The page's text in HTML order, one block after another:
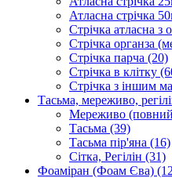
Атласна стрічка
Стрічка атласна з
Стрічка органза
Стрічка парча (20)
Стрічка в клітку
Стрічка з іншим
Тасьма, мереживо,
Мереживо
Тасьма (39)
Тасьма пір'яна (16)
Сітка, Регілін (31)
Фоаміран (Фоам Єва)